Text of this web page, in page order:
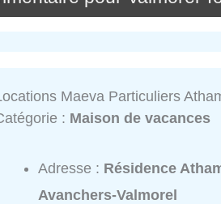
Maeva Particuliers
: Maison de vacances
Adresse : Résidence
Avanchers-Valmorel